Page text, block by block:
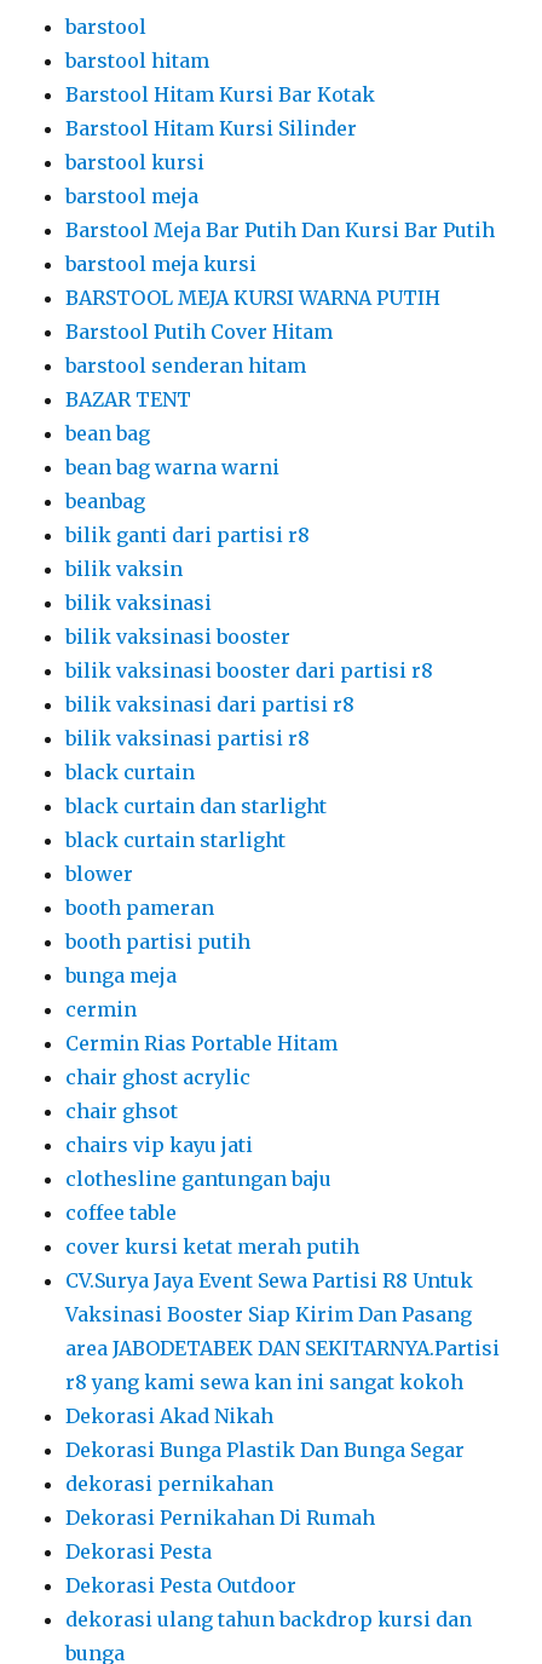
barstool
barstool hitam
Barstool Hitam Kursi Bar Kotak
Barstool Hitam Kursi Silinder
barstool kursi
barstool meja
Barstool Meja Bar Putih Dan Kursi Bar Putih
barstool meja kursi
BARSTOOL MEJA KURSI WARNA PUTIH
Barstool Putih Cover Hitam
barstool senderan hitam
BAZAR TENT
bean bag
bean bag warna warni
beanbag
bilik ganti dari partisi r8
bilik vaksin
bilik vaksinasi
bilik vaksinasi booster
bilik vaksinasi booster dari partisi r8
bilik vaksinasi dari partisi r8
bilik vaksinasi partisi r8
black curtain
black curtain dan starlight
black curtain starlight
blower
booth pameran
booth partisi putih
bunga meja
cermin
Cermin Rias Portable Hitam
chair ghost acrylic
chair ghsot
chairs vip kayu jati
clothesline gantungan baju
coffee table
cover kursi ketat merah putih
CV.Surya Jaya Event Sewa Partisi R8 Untuk
Vaksinasi Booster Siap Kirim Dan Pasang
area JABODETABEK DAN SEKITARNYA.Partisi
r8 yang kami sewa kan ini sangat kokoh
Dekorasi Akad Nikah
Dekorasi Bunga Plastik Dan Bunga Segar
dekorasi pernikahan
Dekorasi Pernikahan Di Rumah
Dekorasi Pesta
Dekorasi Pesta Outdoor
dekorasi ulang tahun backdrop kursi dan
bunga